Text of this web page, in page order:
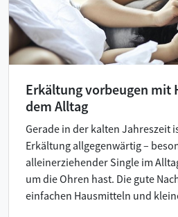
Erkältung vorbeugen mit
dem Alltag
Gerade in der kalten Jahreszeit
Erkältung allgegenwärtig –
alleinerziehender Single im
um die Ohren hast. Die gute
einfachen Hausmitteln und